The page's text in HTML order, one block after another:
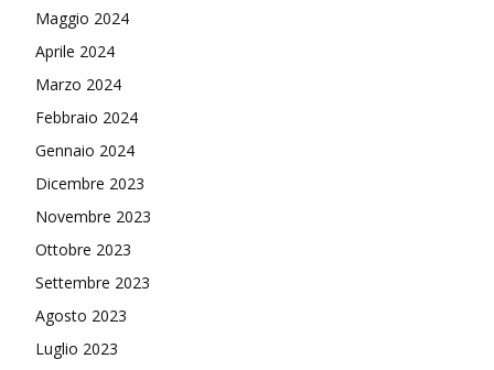
Maggio 2024
Aprile 2024
Marzo 2024
Febbraio 2024
Gennaio 2024
Dicembre 2023
Novembre 2023
Ottobre 2023
Settembre 2023
Agosto 2023
Luglio 2023